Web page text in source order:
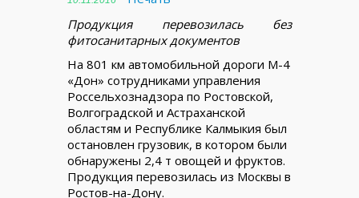
Продукция перевозилась без
фитосанитарных документов
На 801 км автомобильной дороги М-4
«Дон» сотрудниками управления
Россельхознадзора по Ростовской,
Волгоградской и Астраханской
областям и Республике Калмыкия был
остановлен грузовик, в котором были
обнаружены 2,4 т овощей и фруктов.
Продукция перевозилась из Москвы в
Ростов-на-Дону.